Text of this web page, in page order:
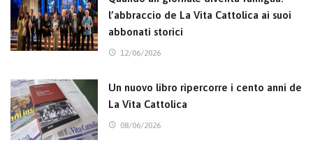
l’abbraccio de La Vita Cattolica ai suoi
abbonati storici
12/06/2026
Un nuovo libro ripercorre i cento anni de
La Vita Cattolica
08/06/2026